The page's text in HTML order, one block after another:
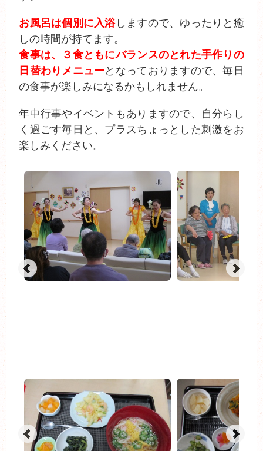
お風呂は個別に入浴しますので、ゆったりと癒
しの時間が持てます。
食事は、３食ともにバランスのとれた手作りの
日替わりメニューとなっておりますので、毎日
の食事が楽しみになるかもしれません。
年中行事やイベントもありますので、自分らし
く過ごす毎日と、プラスちょっとした刺激をお
楽しみください。